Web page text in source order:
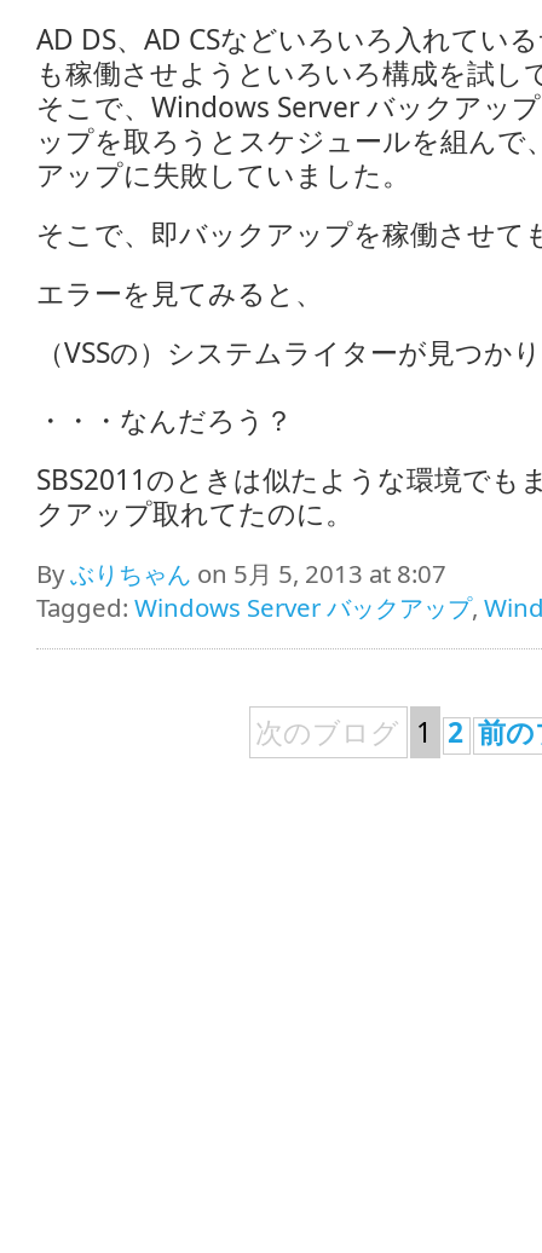
AD DS、AD CSなどいろいろ入れてい
も稼働させようといろいろ構成を試し
そこで、Windows Server バックアッ
ップを取ろうとスケジュールを組んで
アップに失敗していました。
そこで、即バックアップを稼働させて
エラーを見てみると、
（VSSの）システムライターが見つか
・・・なんだろう？
SBS2011のときは似たような環境でも
クアップ取れてたのに。
Byぶりちゃん on 5月 5, 2013 at 8:07
Tagged: Windows Server バックアップ,
次のブログ 1 2 前